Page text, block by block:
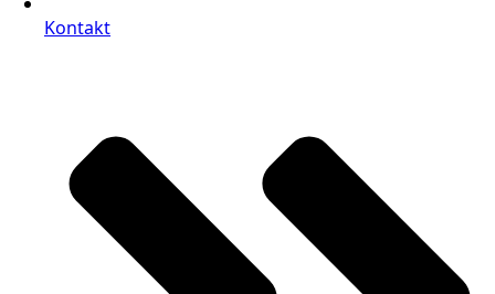
Kontakt